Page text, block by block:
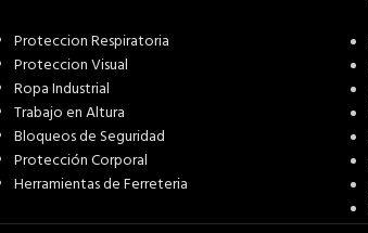
Proteccion Respiratoria
Proteccion Visual
Ropa Industrial
Trabajo en Altura
Bloqueos de Seguridad
Protección Corporal
Herramientas de Ferreteria